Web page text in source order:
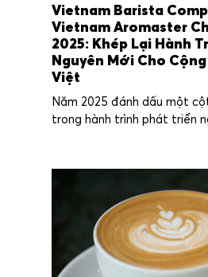
Vietnam Barista
Vietnam Aromaster
2025: Khép Lại Hành
Nguyên Mới Cho
Việt
Năm 2025 đánh dấu một
trong hành trình phát triển